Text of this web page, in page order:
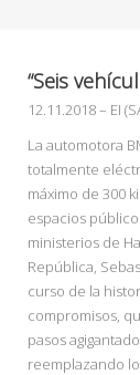
“Seis
12.11.2018– EI
La automotora
totalmente
máximo de 300
espacios
ministerios de
República,
curso de la
compromisos,
pasos
reemplazando